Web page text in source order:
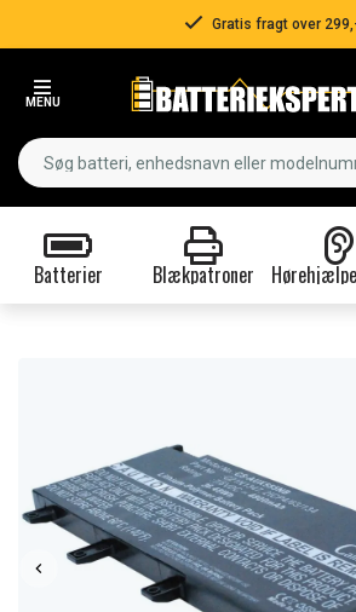
Gratis fragt over
MENU
Batterier Blækpatroner